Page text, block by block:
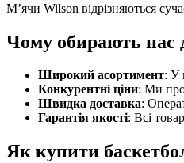
М’ячи Wilson відрізняються
Чому обирають нас
Широкий асортимент: У
Конкурентні ціни: Ми
Швидка доставка:
Гарантія якості: Всі
Як купити